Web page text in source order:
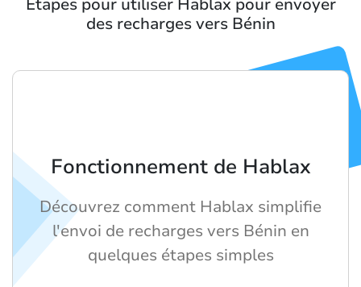
des recharges vers Bénin
Fonctionnement de Hablax
Découvrez comment Hablax simplifie
l'envoi de recharges vers Bénin en
quelques étapes simples